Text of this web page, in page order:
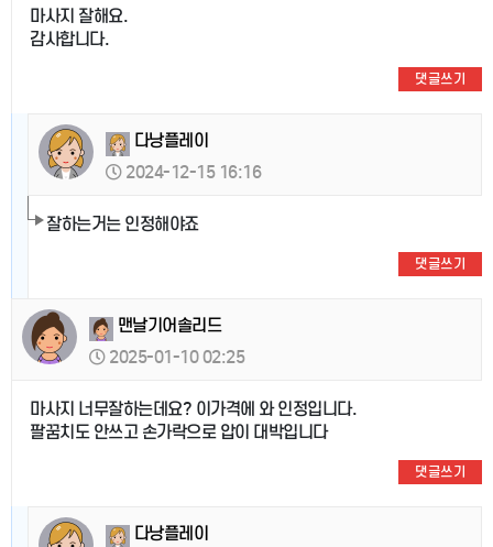
마사지 잘해요.
감사합니다.
댓글쓰기
다낭플레이
2024-12-15 16:16
잘하는거는 인정해야죠
댓글쓰기
맨날기어솔리드
2025-01-10 02:25
마사지 너무잘하는데요? 이가격에 와 인정입니다.
팔꿈치도 안쓰고 손가락으로 압이 대박입니다
댓글쓰기
다낭플레이